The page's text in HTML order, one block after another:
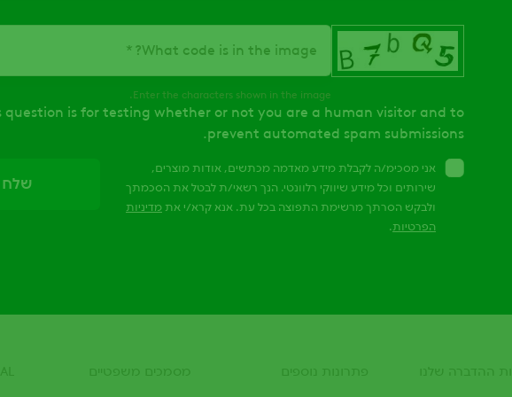
What code is in the image?
Enter the characters shown in the image.
question is for testing whether or not you are a human visitor and to
prevent automated spam submissions.
אני מסכימ/ה לקבלת מידע מאדמה מכתשים, אודות מוצרים,
שירותים וכל מידע שיווקי רלוונטי. הנך רשאי/ת לבטל את הסכמתך
ולבקש הסרתך מרשימת התפוצה בכל עת. אנא קרא/י את מדיניות
הפרטיות.